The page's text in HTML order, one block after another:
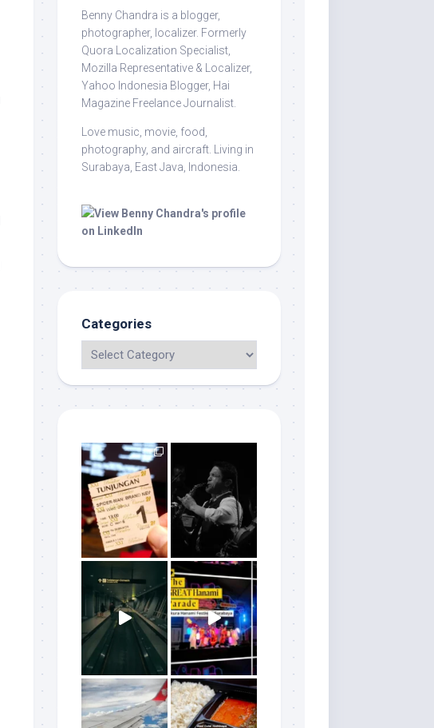
Benny Chandra is a blogger,
photographer, localizer. Formerly
Quora Localization Specialist,
Mozilla Representative & Localizer,
Yahoo Indonesia Blogger, Hai
Magazine Freelance Journalist.
Love music, movie, food,
photography, and aircraft. Living in
Surabaya, East Java, Indonesia.
Categories